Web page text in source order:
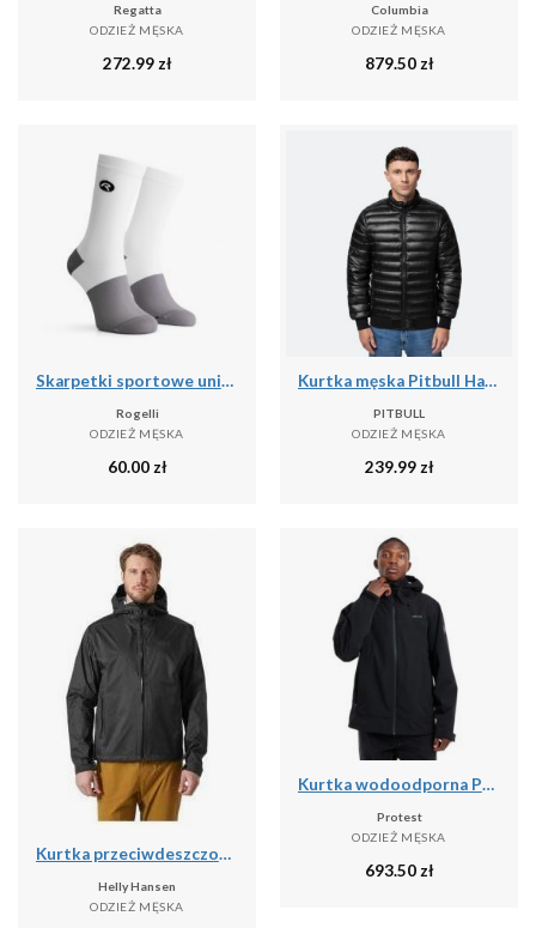
Regatta
ODZIEŻ MĘSKA
272.99 zł
Columbia
ODZIEŻ MĘSKA
879.50 zł
Skarpetki sportowe unisex Rogelli Distance
Rogelli
ODZIEŻ MĘSKA
60.00 zł
Kurtka męska Pitbull Harper Padded
PITBULL
ODZIEŻ MĘSKA
239.99 zł
Kurtka przeciwdeszczowa męska Helly Hansen Loke Terra Jacket
Helly Hansen
ODZIEŻ MĘSKA
Kurtka wodoodporna Protest Prtgatewood
Protest
ODZIEŻ MĘSKA
693.50 zł